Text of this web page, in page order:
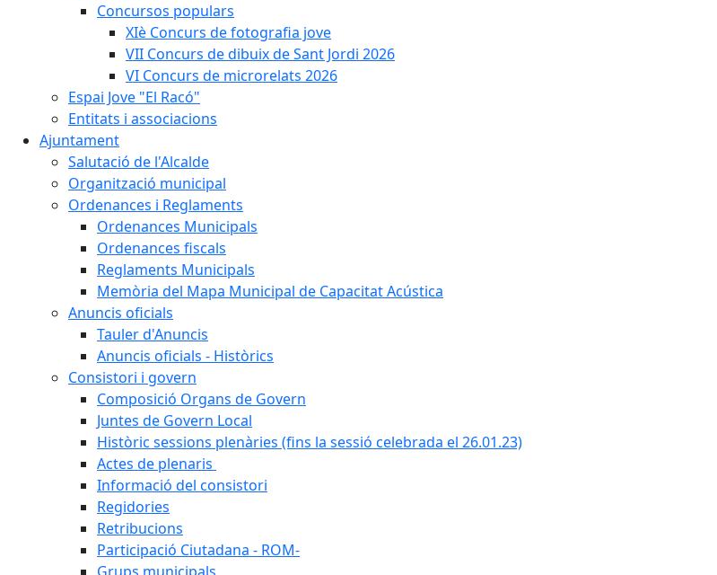
Concursos populars
XIè Concurs de fotografia jove
VII Concurs de dibuix de Sant Jordi 2026
VI Concurs de microrelats 2026
Espai Jove "El Racó"
Entitats i associacions
Ajuntament
Salutació de l'Alcalde
Organització municipal
Ordenances i Reglaments
Ordenances Municipals
Ordenances fiscals
Reglaments Municipals
Memòria del Mapa Municipal de Capacitat Acústica
Anuncis oficials
Tauler d'Anuncis
Anuncis oficials - Històrics
Consistori i govern
Composició Organs de Govern
Juntes de Govern Local
Històric sessions plenàries (fins la sessió celebrada el 26.01.23)
Actes de plenaris
Informació del consistori
Regidories
Retribucions
Participació Ciutadana - ROM-